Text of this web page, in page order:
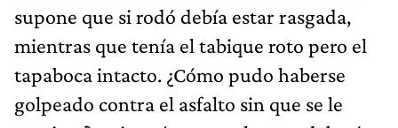
supone que si rodó debía estar rasgada,
mientras que tenía el tabique roto pero el
tapaboca intacto. ¿Cómo pudo haberse
golpeado contra el asfalto sin que se le